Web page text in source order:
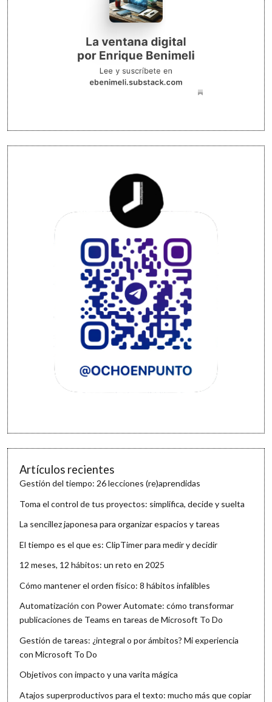
Artículos recientes
Gestión del tiempo: 26 lecciones (re)aprendidas
Toma el control de tus proyectos: simplifica, decide y suelta
La sencillez japonesa para organizar espacios y tareas
El tiempo es el que es: ClipTimer para medir y decidir
12 meses, 12 hábitos: un reto en 2025
Cómo mantener el orden físico: 8 hábitos infalibles
Automatización con Power Automate: cómo transformar
publicaciones de Teams en tareas de Microsoft To Do
Gestión de tareas: ¿integral o por ámbitos? Mi experiencia
con Microsoft To Do
Objetivos con impacto y una varita mágica
Atajos superproductivos para el texto: mucho más que copiar